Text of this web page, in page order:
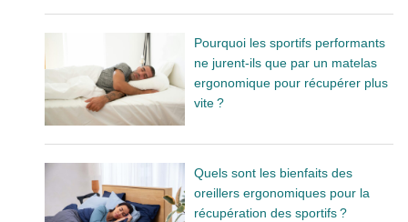
Pourquoi les sportifs performants
ne jurent-ils que par un matelas
ergonomique pour récupérer plus
vite ?
Quels sont les bienfaits des
oreillers ergonomiques pour la
récupération des sportifs ?